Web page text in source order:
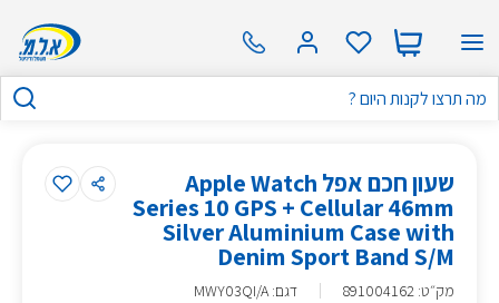
שעון חכם אפל Apple Watch
Series 10 GPS + Cellular 46mm
Silver Aluminium Case with
Denim Sport Band S/M
מק״ט:
891004162 דגם: MWY03QI/A